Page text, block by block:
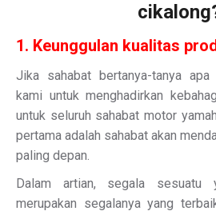
1. Keunggulan kualitas
Jika sahabat bertanya-tanya
kami untuk menghadirkan
untuk seluruh sahabat motor
pertama adalah sahabat akan
paling depan.
Dalam artian, segala sesuatu
merupakan segalanya yang